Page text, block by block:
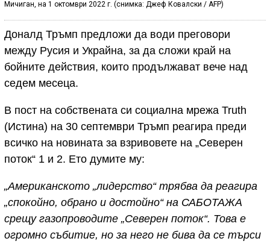
Мичиган, на 1 октомври 2022 г. (снимка: Джеф Ковалски / AFP)
Доналд Тръмп предложи да води преговори
между Русия и Украйна, за да сложи край на
бойните действия, които продължават вече над
седем месеца.
В пост на собствената си социална мрежа Truth
(Истина) на 30 септември Тръмп реагира преди
всичко на новината за взривовете на „Северен
поток“ 1 и 2. Ето думите му:
„Американското „лидерство“ трябва да реагира
„спокойно, обрано и достойно“ на САБОТАЖА
срещу газопроводите „Северен поток“. Това е
огромно събитие, но за него не бива да се търси